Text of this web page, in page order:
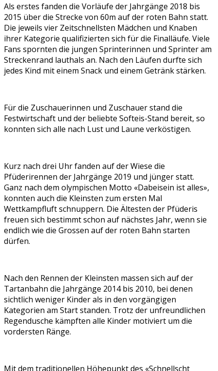
Als erstes fanden die Vorläufe der Jahrgänge 2018 bis
2015 über die Strecke von 60m auf der roten Bahn statt.
Die jeweils vier Zeitschnellsten Mädchen und Knaben
ihrer Kategorie qualifizierten sich für die Finalläufe. Viele
Fans spornten die jungen Sprinterinnen und Sprinter am
Streckenrand lauthals an. Nach den Läufen durfte sich
jedes Kind mit einem Snack und einem Getränk stärken.
Für die Zuschauerinnen und Zuschauer stand die
Festwirtschaft und der beliebte Softeis-Stand bereit, so
konnten sich alle nach Lust und Laune verköstigen.
Kurz nach drei Uhr fanden auf der Wiese die
Pfüderirennen der Jahrgänge 2019 und jünger statt.
Ganz nach dem olympischen Motto «Dabeisein ist alles»,
konnten auch die Kleinsten zum ersten Mal
Wettkampfluft schnuppern. Die Ältesten der Pfüderis
freuen sich bestimmt schon auf nächstes Jahr, wenn sie
endlich wie die Grossen auf der roten Bahn starten
dürfen.
Nach den Rennen der Kleinsten massen sich auf der
Tartanbahn die Jahrgänge 2014 bis 2010, bei denen
sichtlich weniger Kinder als in den vorgängigen
Kategorien am Start standen. Trotz der unfreundlichen
Regendusche kämpften alle Kinder motiviert um die
vordersten Ränge.
Mit dem traditionellen Höhepunkt des «Schnellscht